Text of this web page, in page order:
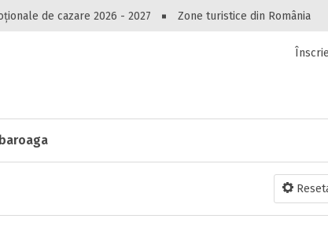
de cazare 2026 - 2027 Zone turistice din România
Peste 10549 oferte de
hoteluri, pensiuni, vile, apartamente sau